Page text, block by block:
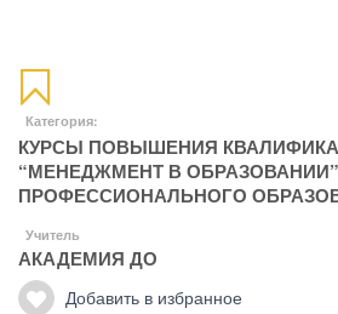
Категория:
КУРСЫ ПОВЫШЕНИЯ
“МЕНЕДЖМЕНТ В ОБРАЗОВАНИИ”
ПРОФЕССИОНАЛЬНОГО
Учитель
АКАДЕМИЯ ДО
Добавить в избранное